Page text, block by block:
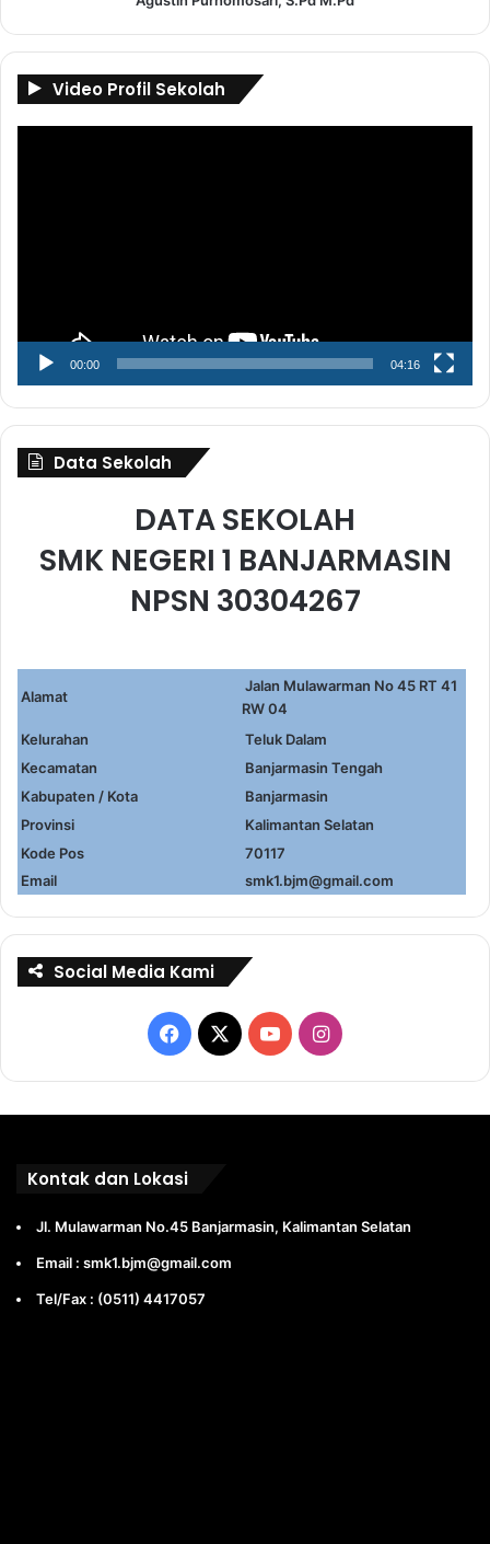
Video Profil Sekolah
00:00 04:16
Data Sekolah
DATA SEKOLAH
SMK NEGERI 1 BANJARMASIN
NPSN 30304267
Alamat
Jalan Mulawarman No 45 RT 41
RW 04
Kelurahan
Teluk Dalam
Kecamatan
Banjarmasin Tengah
Kabupaten / Kota
Banjarmasin
Provinsi
Kalimantan Selatan
Kode Pos
70117
Email
smk1.bjm@gmail.com
Social Media Kami
Facebook
X YouTubeInstagram
Kontak dan Lokasi
Jl. Mulawarman No.45 Banjarmasin, Kalimantan Selatan
Email : smk1.bjm@gmail.com
Tel/Fax : (0511) 4417057